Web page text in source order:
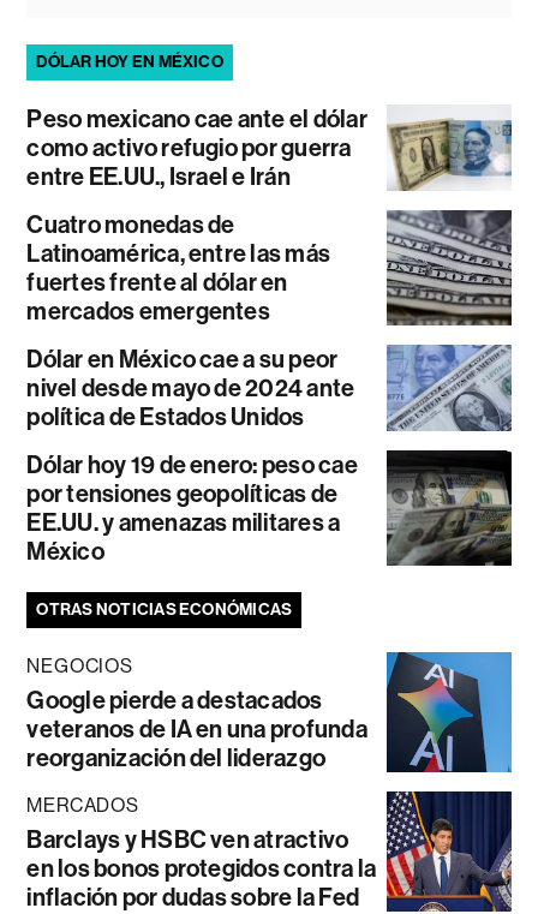
DÓLAR HOY EN MÉXICO
Peso mexicano cae ante el dólar
como activo refugio por guerra
entre EE.UU., Israel e Irán
Cuatro monedas de
Latinoamérica, entre las más
fuertes frente al dólar en
mercados emergentes
Dólar en México cae a su peor
nivel desde mayo de 2024 ante
política de Estados Unidos
Dólar hoy 19 de enero: peso cae
por tensiones geopolíticas de
EE.UU. y amenazas militares a
México
OTRAS NOTICIAS ECONÓMICAS
NEGOCIOS
Google pierde a destacados
veteranos de IA en una profunda
reorganización del liderazgo
MERCADOS
Barclays y HSBC ven atractivo
en los bonos protegidos contra la
inflación por dudas sobre la Fed